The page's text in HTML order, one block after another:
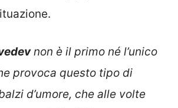
non è il primo né l’unico
provoca questo tipo di
d’umore, che alle volte